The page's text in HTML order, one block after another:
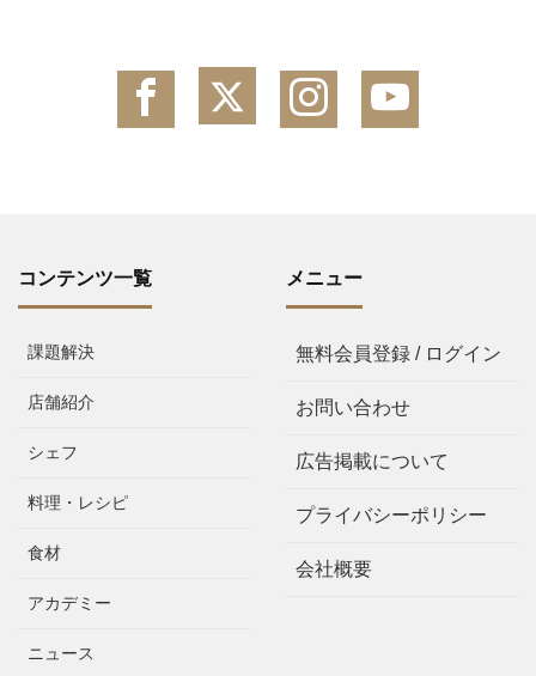
コンテンツ一覧
課題解決
店舗紹介
シェフ
料理・レシピ
食材
アカデミー
ニュース
メニュー
無料会員登録 / ログイン
お問い合わせ
広告掲載について
プライバシーポリシー
会社概要